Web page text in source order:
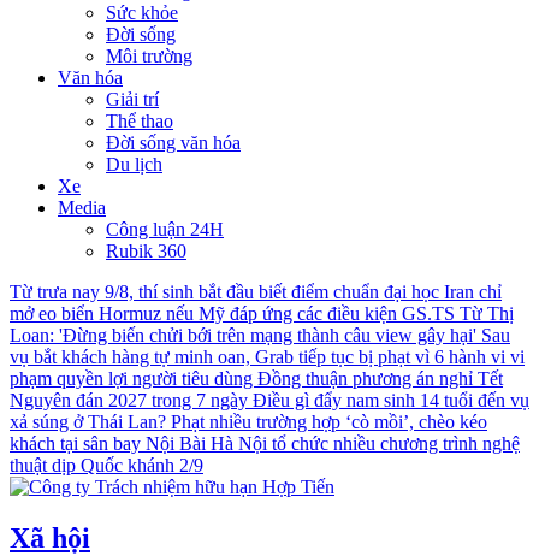
Sức khỏe
Đời sống
Môi trường
Văn hóa
Giải trí
Thể thao
Đời sống văn hóa
Du lịch
Xe
Media
Công luận 24H
Rubik 360
Từ trưa nay 9/8, thí sinh bắt đầu biết điểm chuẩn đại học Iran chỉ
mở eo biển Hormuz nếu Mỹ đáp ứng các điều kiện GS.TS Từ Thị
Loan: 'Đừng biến chửi bới trên mạng thành câu view gây hại' Sau
vụ bắt khách hàng tự minh oan, Grab tiếp tục bị phạt vì 6 hành vi vi
phạm quyền lợi người tiêu dùng Đồng thuận phương án nghỉ Tết
Nguyên đán 2027 trong 7 ngày Điều gì đẩy nam sinh 14 tuổi đến vụ
xả súng ở Thái Lan? Phạt nhiều trường hợp ‘cò mồi’, chèo kéo
khách tại sân bay Nội Bài Hà Nội tổ chức nhiều chương trình nghệ
thuật dịp Quốc khánh 2/9
Xã hội